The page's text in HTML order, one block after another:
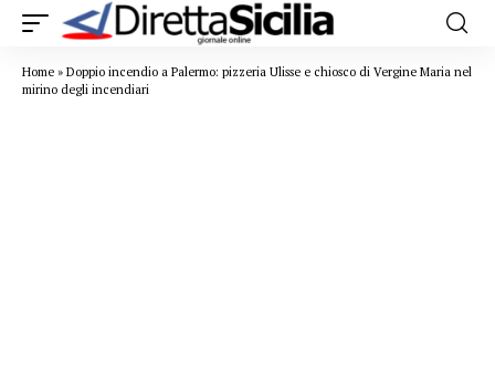
Home » Doppio incendio a Palermo: pizzeria Ulisse e chiosco di Vergine Maria nel
mirino degli incendiari